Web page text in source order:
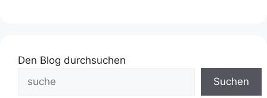
Den Blog durchsuchen
Suchen